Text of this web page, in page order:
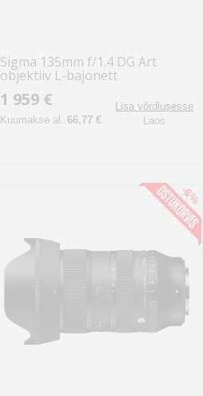
Sigma 135mm f/1.4 DG Art
objektiiv L-bajonett
1 959 €
Kuumakse al. 66,77 €
Lisa võrdlusesse
Laos
-6%